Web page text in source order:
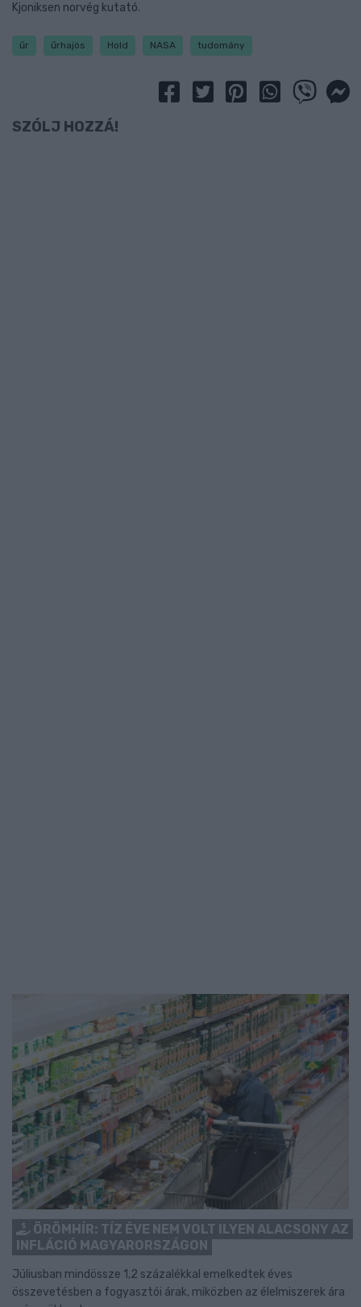
Kjoniksen norvég kutató.
űr űrhajós Hold NASA tudomány
SZÓLJ HOZZÁ!
ÖRÖMHÍR: TÍZ ÉVE NEM VOLT ILYEN ALACSONY AZ
INFLÁCIÓ MAGYARORSZÁGON
Júliusban mindössze 1,2 százalékkal emelkedtek éves
összevetésben a fogyasztói árak, miközben az élelmiszerek ára